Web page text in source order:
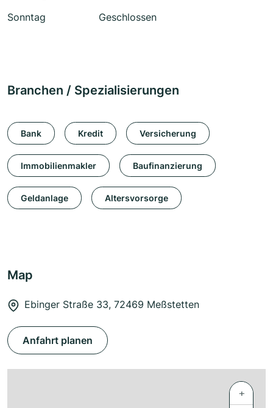
Sonntag
Geschlossen
Branchen / Spezialisierungen
Bank Kredit Versicherung
Immobilienmakler Baufinanzierung
Geldanlage Altersvorsorge
Map
Ebinger Straße 33, 72469 Meßstetten
Anfahrt planen
+